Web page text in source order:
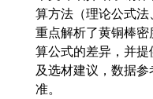
算方法（理论公式法
重点解析了黄铜棒密
算公式的差异，并
及选材建议，数据参
准。